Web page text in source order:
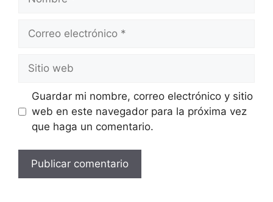
electrónico
web
Guardar mi nombre, correo electrónico y sitio
web en este navegador para la próxima vez
que haga un comentario.